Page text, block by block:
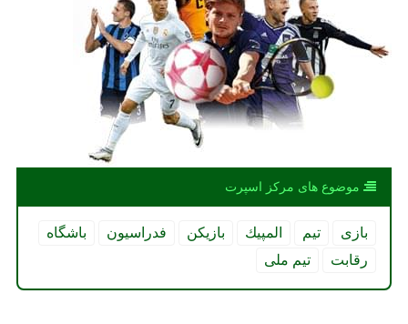
موضوع های مركز اسپرت
بازی تیم المپیك بازیكن فدراسیون
باشگاه
رقابت
تیم ملی